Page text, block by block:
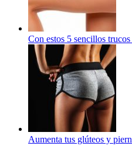
Con estos 5 sencillos
Aumenta tus glúteos y